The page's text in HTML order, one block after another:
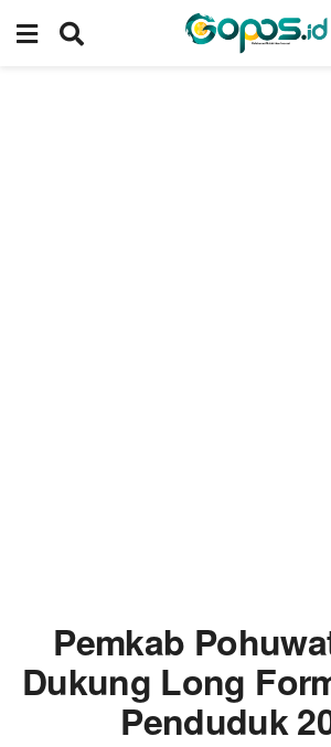
Pemkab
Dukung Long
Penduduk